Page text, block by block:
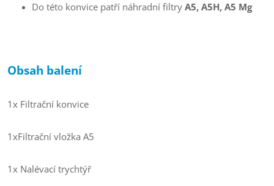
Do této konvice patří náhradní filtry A5, A5H, A5 Mg
Obsah balení
1x Filtrační konvice
1xFiltrační vložka A5
1x Nalévací trychtýř